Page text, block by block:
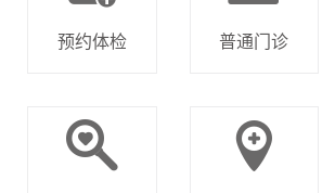
预约体检 普通门诊